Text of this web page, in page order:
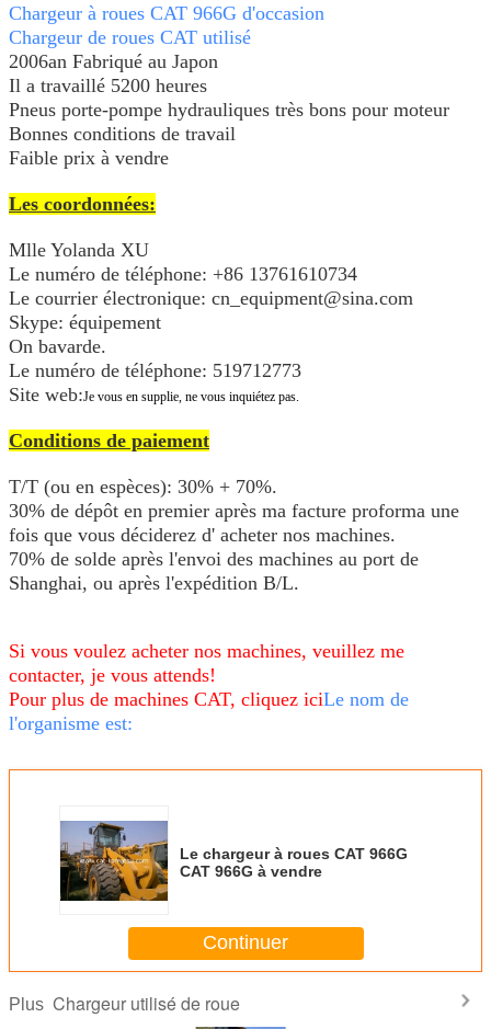
Chargeur à roues CAT 966G d'occasion
Chargeur de roues CAT utilisé
2006an Fabriqué au Japon
Il a travaillé 5200 heures
Pneus porte-pompe hydrauliques très bons pour moteur
Bonnes conditions de travail
Faible prix à vendre
Les coordonnées:
Mlle Yolanda XU
Le numéro de téléphone: +86 13761610734
Le courrier électronique: cn_equipment@sina.com
Skype: équipement
On bavarde.
Le numéro de téléphone: 519712773
Site web:Je vous en supplie, ne vous inquiétez pas.
Conditions de paiement
T/T (ou en espèces): 30% + 70%.
30% de dépôt en premier après ma facture proforma une
fois que vous déciderez d' acheter nos machines.
70% de solde après l'envoi des machines au port de
Shanghai, ou après l'expédition B/L.
Si vous voulez acheter nos machines, veuillez me
contacter, je vous attends!
Pour plus de machines CAT, cliquez iciLe nom de
l'organisme est:
Le chargeur à roues CAT 966G
CAT 966G à vendre
Continuer
Plus Chargeur utilisé de roue